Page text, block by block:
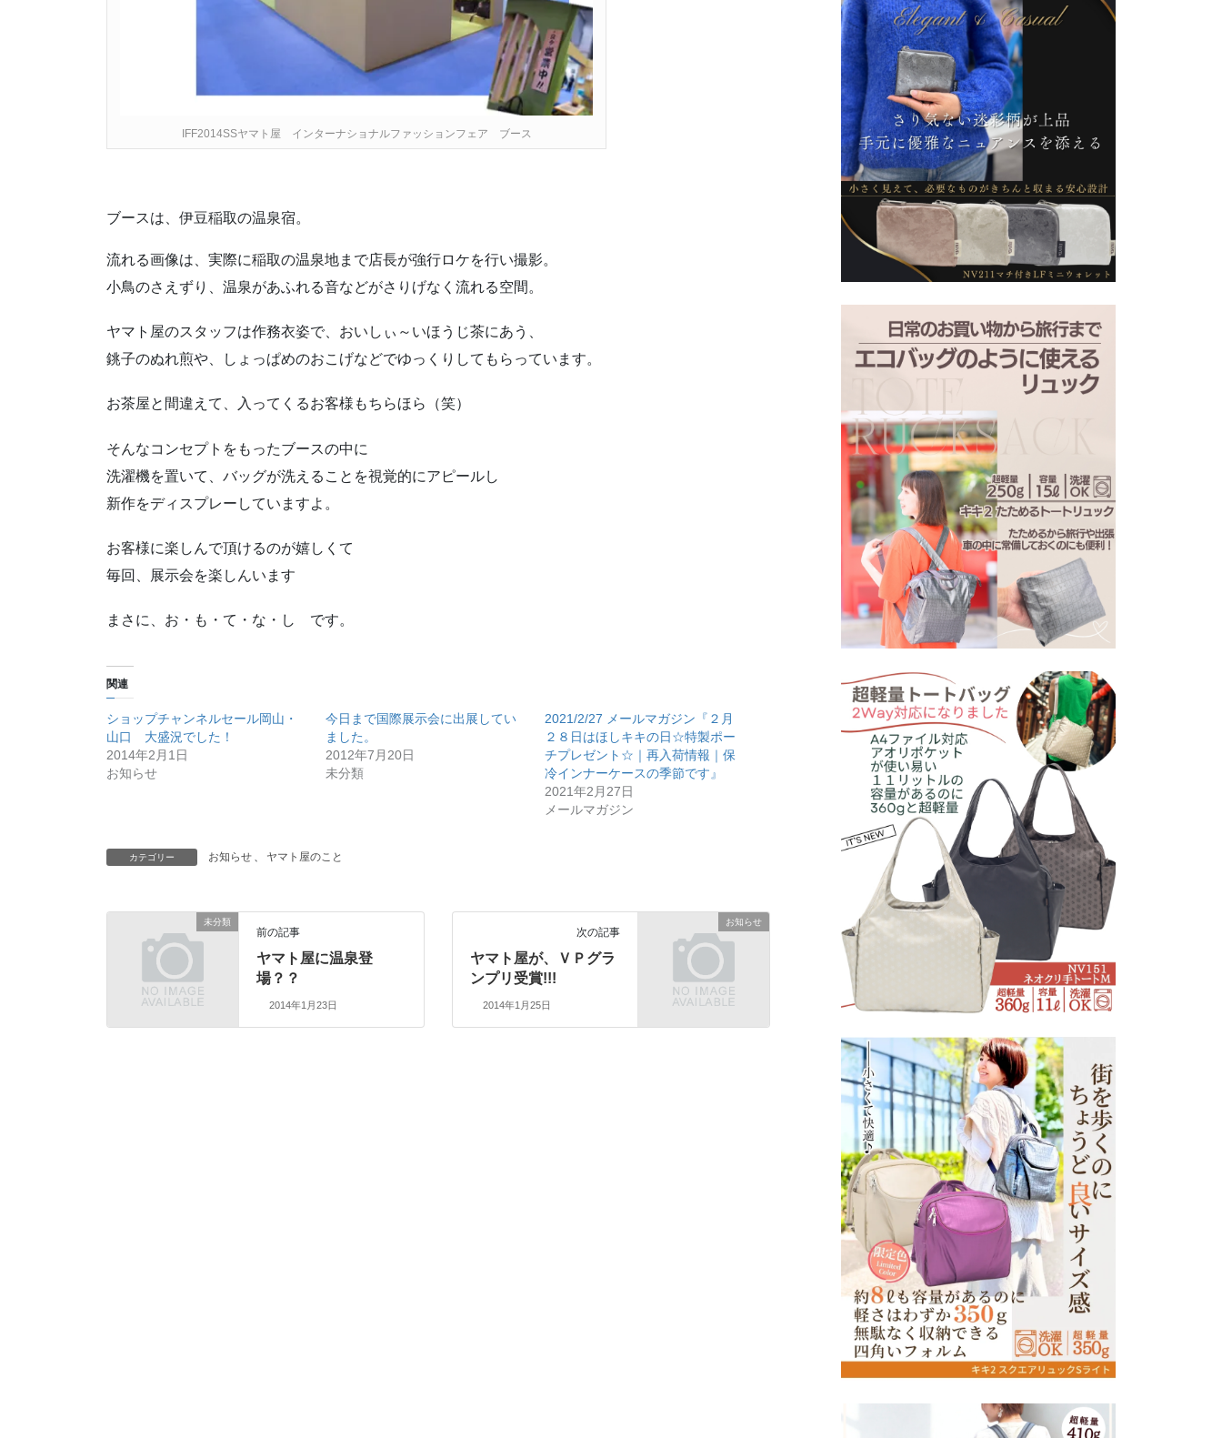
IFF2014SSヤマト屋 インターナショナルファッションフェア ブース
ブースは、伊豆稲取の温泉宿。
流れる画像は、実際に稲取の温泉地まで店長が強行ロケを行い撮影。
小鳥のさえずり、温泉があふれる音などがさりげなく流れる空間。
ヤマト屋のスタッフは作務衣姿で、おいしぃ～いほうじ茶にあう、
銚子のぬれ煎や、しょっぱめのおこげなどでゆっくりしてもらっています。
お茶屋と間違えて、入ってくるお客様もちらほら（笑）
そんなコンセプトをもったブースの中に
洗濯機を置いて、バッグが洗えることを視覚的にアピールし
新作をディスプレーしていますよ。
お客様に楽しんで頂けるのが嬉しくて
毎回、展示会を楽しんいます
まさに、お・も・て・な・し です。
関連
ショップチャンネルセール岡山・
山口 大盛況でした！
2014年2月1日
お知らせ
今日まで国際展示会に出展してい
ました。
2012年7月20日
未分類
2021/2/27 メールマガジン『２月
２８日はほしキキの日☆特製ポー
チプレゼント☆｜再入荷情報｜保
冷インナーケースの季節です』
2021年2月27日
メールマガジン
カテゴリー お知らせ 、 ヤマト屋のこと
未分類
前の記事
ヤマト屋に温泉登
場？？
2014年1月23日
お知らせ
次の記事
ヤマト屋が、ＶＰグラ
ンプリ受賞!!!
2014年1月25日